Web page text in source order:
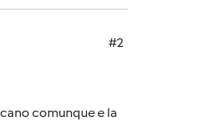
#2
comunque e la